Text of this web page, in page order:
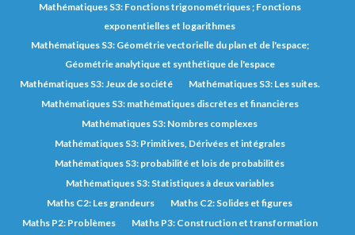
Mathématiques S3: Fonctions trigonométriques ; Fonctions
exponentielles et logarithmes
Mathématiques S3: Géométrie vectorielle du plan et de l'espace;
Géométrie analytique et synthétique de l'espace
Mathématiques S3: Jeux de société
Mathématiques S3: Les suites.
Mathématiques S3: mathématiques discrètes et financières
Mathématiques S3: Nombres complexes
Mathématiques S3: Primitives, Dérivées et intégrales
Mathématiques S3: probabilité et lois de probabilités
Mathématiques S3: Statistiques à deux variables
Maths C2: Les grandeurs
Maths C2: Solides et figures
Maths P2: Problèmes
Maths P3: Construction et transformation